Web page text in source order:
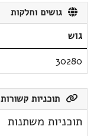
גושים וחלקות
גוש
30280
תוכניות קשורות
תוכניות משתנות